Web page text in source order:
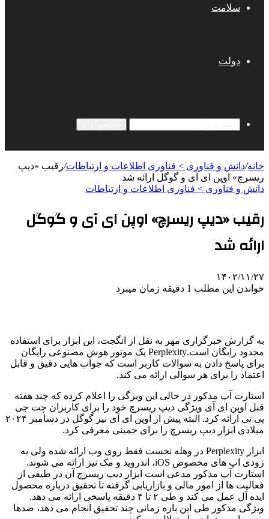
سلامت
دولت
خانه/دانش و فناوری > فناوری اطلاعات و ارتباطات/رقیب «دیپ
ریسرچ» اوپن ای آی و گوگل ارائه شد
دانش و فناوری > فناوری اطلاعات و ارتباطات
رقیب «دیپ ریسرچ» اوپن ای آی و گوگل
ارائه شد
۱۴۰۲/۱۱/۲۷
خواندن این مطلب 1 دقیقه زمان میبرد
به گزارش خبرگزاری مهر به نقل از انگجت، این ابزار برای استفاده
محدود رایگان است.Perplexity یک موتور هوش مصنوعی رایگان
برای پاسخ دادن به سوالات کاربر است که جواب هایی دقیق و قابل
اعتماد را برای هر سوالی ارائه می کند.
استارت آپ مذکور در حالی این ویژگی را اعلام کرده که چند هفته
قبل اوپن ای آی ویژگی دیپ ریسرچ خود را برای کاربران چت جی
پی تی ارائه کرد. البته پیش از اوپن ای آی نیز گوگل در دسامبر ۲۰۲۴
میلادی ابزار دیپ ریسرچ را برای جمینی معرفی کرد.
ابزار Perplexity در وهله نخست فقط روی وب ارائه شده ولی به
زودی اپ های مخصوص iOS، اندروید و مک نیز ارائه می شوند.
استارت آپ مذکور مدعی است ابزار دیپ ریسرچ آن در طیفی از
فعالیت ها از امور مالی و بازاریابی گرفته تا تحقیق درباره محصول
ایده آل عمل می کند و طی ۲ تا ۴ دقیقه پاسخی ارائه می دهد.
ویژگی مذکور طی این بازه زمانی چند تحقیق انجام می دهد، صدها